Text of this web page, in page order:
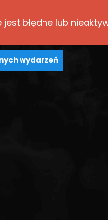
błędne lub
wydarzeń